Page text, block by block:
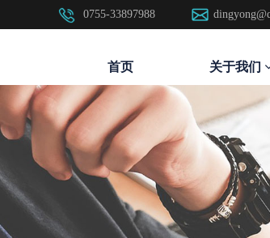
首页 关于我们
0755-33897988